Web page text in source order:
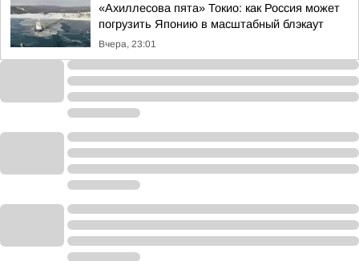
«Ахиллесова пята» Токио: как Россия может
погрузить Японию в масштабный блэкаут
Вчера, 23:01